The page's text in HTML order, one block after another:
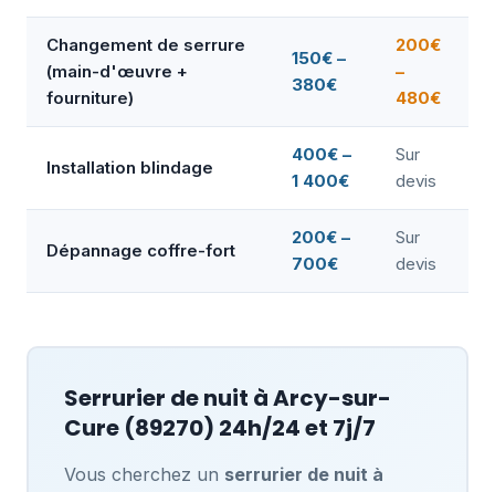
Changement de serrure
(main-d'œuvre +
fourniture)
150€ –
380€
200€
–
480€
Installation blindage
400€ –
1 400€
Sur
devis
Dépannage coffre-fort
200€ –
700€
Sur
devis
Serrurier de nuit àArcy-sur-
Cure(89270) 24h/24 et 7j/7
Vous cherchez un serrurier de nuit à